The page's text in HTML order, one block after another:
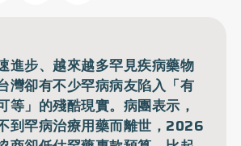
進步、越來越多罕見疾病藥物
灣卻有不少罕病病友陷入「有
等」的殘酷現實。病團表示，
到罕病治療用藥而離世，2026